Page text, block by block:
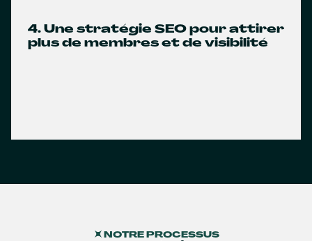
4. Une stratégie SEO pour attirer
plus de membres et de visibilité
NOTRE PROCESSUS